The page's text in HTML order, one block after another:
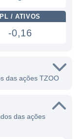
PL / ATIVOS
-0,16
das ações TZOO
das ações